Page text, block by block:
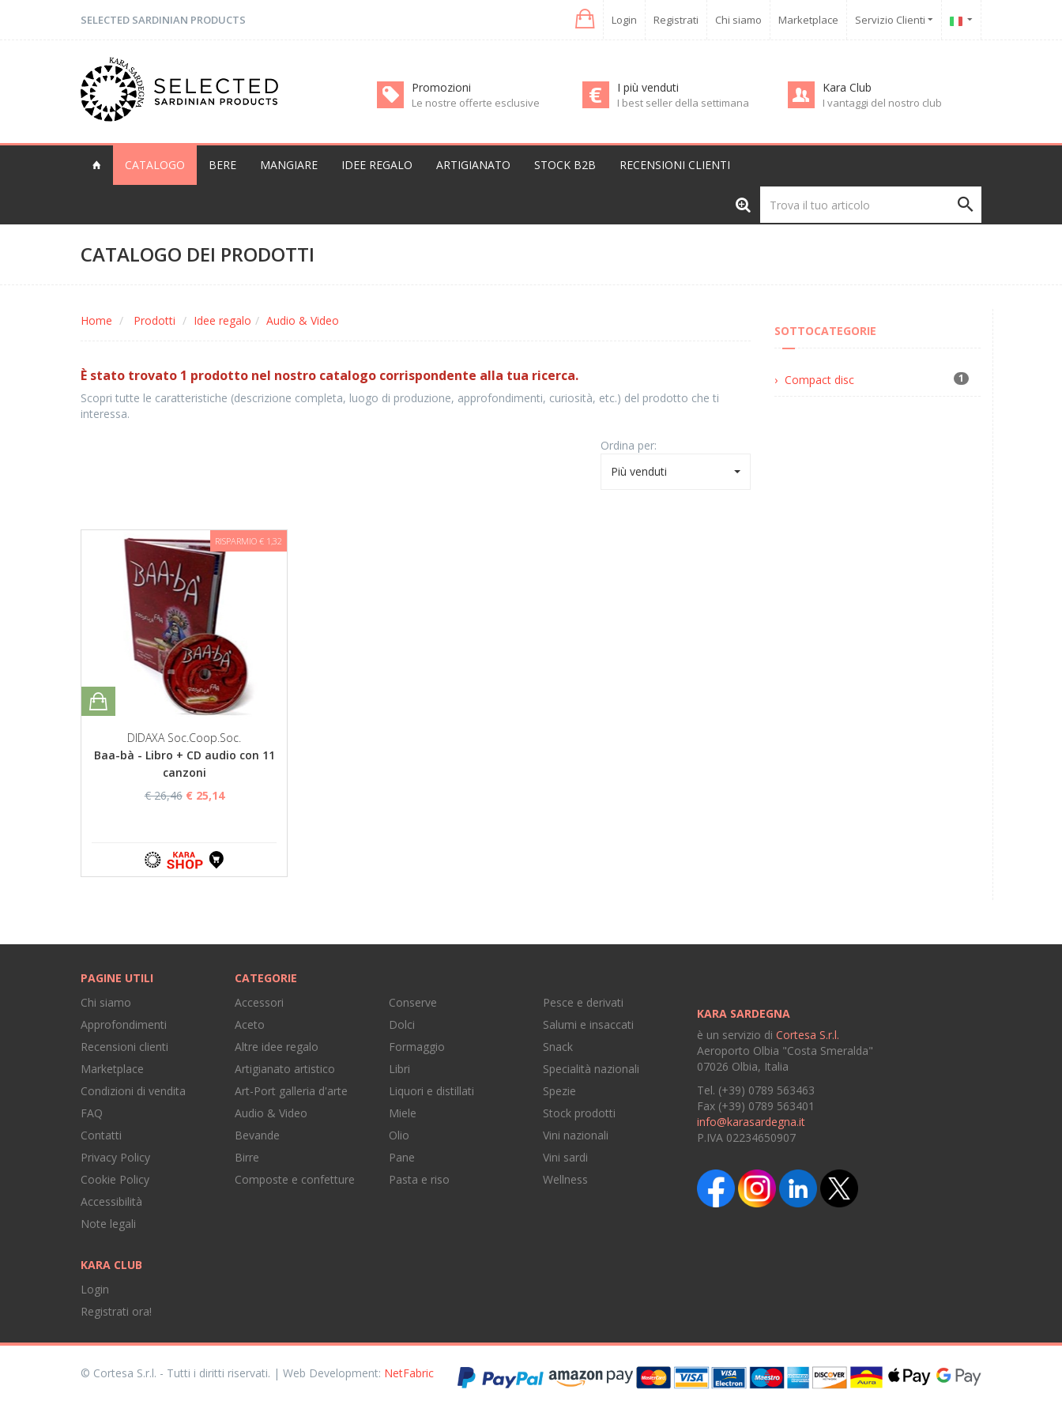
SELECTED SARDINIAN PRODUCTS Login Registrati Chi siamo Marketplace Servizio Clienti
Promozioni
Le nostre offerte esclusive
I più venduti
I best seller della settimana
Kara Club
I vantaggi del nostro club
CATALOGO BERE MANGIARE IDEE REGALO ARTIGIANATO STOCK B2B RECENSIONI CLIENTI
CATALOGO DEI PRODOTTI
Home Prodotti Idee regalo Audio & Video
È stato trovato 1 prodotto nel nostro catalogo corrispondente alla tua ricerca.
Scopri tutte le caratteristiche (descrizione completa, luogo di produzione, approfondimenti, curiosità, etc.) del prodotto che ti
interessa.
Ordina per:
Più venduti
RISPARMIO € 1,32
DIDAXA Soc.Coop.Soc.
Baa-bà - Libro + CD audio con 11
canzoni
€ 26,46 € 25,14
SOTTOCATEGORIE
Compact disc 1
PAGINE UTILI
Chi siamo
Approfondimenti
Recensioni clienti
Marketplace
Condizioni di vendita
FAQ
Contatti
Privacy Policy
Cookie Policy
Accessibilità
Note legali
KARA CLUB
Login
Registrati ora!
CATEGORIE
Accessori
Aceto
Altre idee regalo
Artigianato artistico
Art-Port galleria d'arte
Audio & Video
Bevande
Birre
Composte e confetture
Conserve
Dolci
Formaggio
Libri
Liquori e distillati
Miele
Olio
Pane
Pasta e riso
Pesce e derivati
Salumi e insaccati
Snack
Specialità nazionali
Spezie
Stock prodotti
Vini nazionali
Vini sardi
Wellness
KARA SARDEGNA
è un servizio di Cortesa S.r.l.
Aeroporto Olbia "Costa Smeralda"
07026 Olbia, Italia
Tel. (+39) 0789 563463
Fax (+39) 0789 563401
info@karasardegna.it
P.IVA 02234650907
© Cortesa S.r.l. - Tutti i diritti riservati. | Web Development: NetFabric